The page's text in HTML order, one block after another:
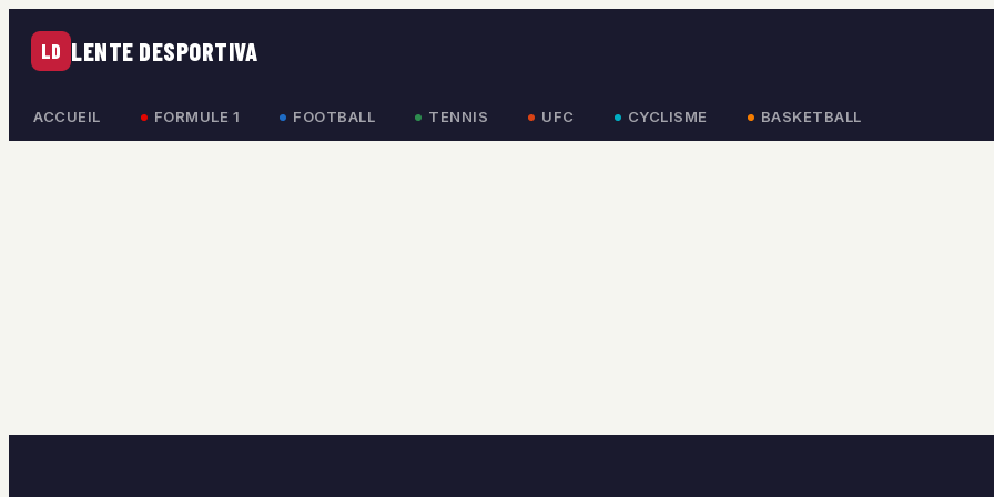
LD LENTE DESPORTIVA
ACCUEIL FORMULE 1 FOOTBALL TENNIS UFC CYCLISME BASKETBALL